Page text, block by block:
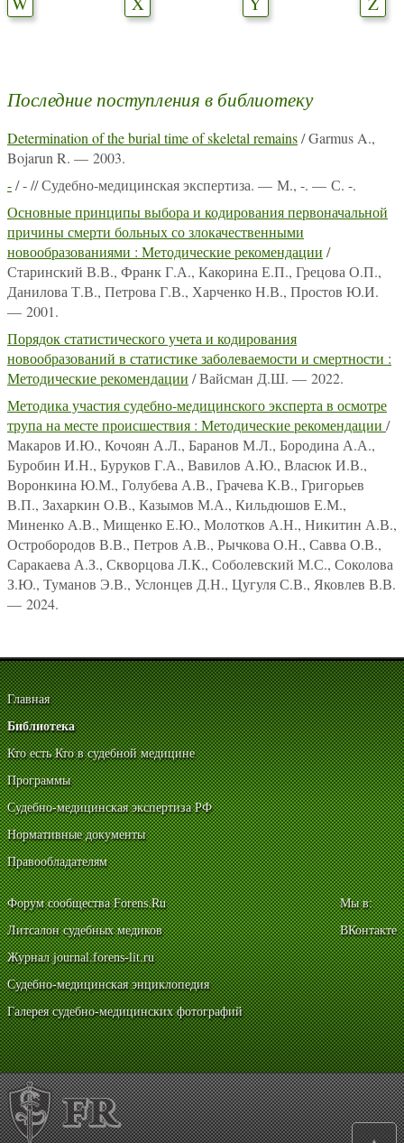
Последние поступления в библиотеку
Determination of the burial time of skeletal remains/ Garmus A.,
Bojarun R. — 2003.
-/ - // Судебно-медицинская экспертиза. — М., -. — С. -.
Основные принципы выбора и кодирования первоначальной
причины смерти больных со злокачественными
новообразованиями : Методические рекомендации /
Старинский В.В., Франк Г.А., Какорина Е.П., Грецова О.П.,
Данилова Т.В., Петрова Г.В., Харченко Н.В., Простов Ю.И.
— 2001.
Порядок статистического учета и кодирования
новообразований в статистике заболеваемости и смертности :
Методические рекомендации / Вайсман Д.Ш. — 2022.
Методика участия судебно-медицинского эксперта в осмотре
трупа на месте происшествия : Методические рекомендации /
Макаров И.Ю., Кочоян А.Л., Баранов М.Л., Бородина А.А.,
Буробин И.Н., Буруков Г.А., Вавилов А.Ю., Власюк И.В.,
Воронкина Ю.М., Голубева А.В., Грачева К.В., Григорьев
В.П., Захаркин О.В., Казымов М.А., Кильдюшов Е.М.,
Миненко А.В., Мищенко Е.Ю., Молотков А.Н., Никитин А.В.,
Остробородов В.В., Петров А.В., Рычкова О.Н., Савва О.В.,
Саракаева А.З., Скворцова Л.К., Соболевский М.С., Соколова
З.Ю., Туманов Э.В., Услонцев Д.Н., Цугуля С.В., Яковлев В.В.
— 2024.
Главная
Библиотека
Кто есть Кто в судебной медицине
Программы
Судебно-медицинская экспертиза РФ
Нормативные документы
Правообладателям
Форум сообщества Forens.Ru
Литсалон судебных медиков
Журнал journal.forens-lit.ru
Судебно-медицинская энциклопедия
Галерея судебно-медицинских фотографий
Мы в:
ВКонтакте